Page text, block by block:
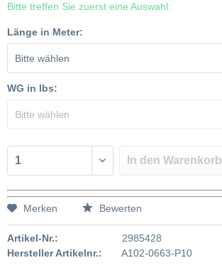
Bitte treffen Sie zuerst eine Auswahl:
Länge in Meter:
WG in lbs:
In den Warenkorb
Merken Bewerten
Artikel-Nr.:
2985428
Hersteller Artikelnr.:
A102-0663-P10